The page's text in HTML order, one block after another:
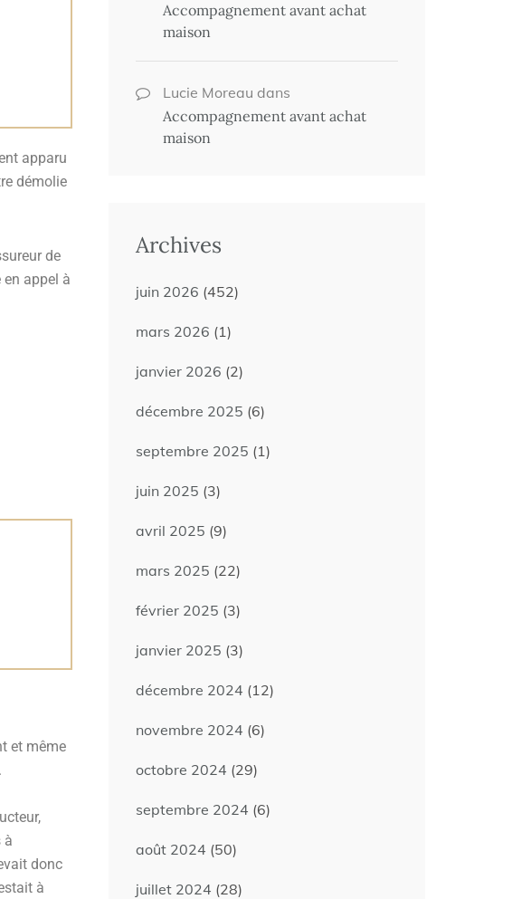
apparu
démolie
de
appel à
et même
à
donc
à
Accompagnement avant achat
maison
Lucie Moreau dans
Accompagnement avant achat
maison
Archives
juin 2026 (452)
mars 2026 (1)
janvier 2026 (2)
décembre 2025 (6)
septembre 2025 (1)
juin 2025 (3)
avril 2025 (9)
mars 2025 (22)
février 2025 (3)
janvier 2025 (3)
décembre 2024 (12)
novembre 2024 (6)
octobre 2024 (29)
septembre 2024 (6)
août 2024 (50)
juillet 2024 (28)